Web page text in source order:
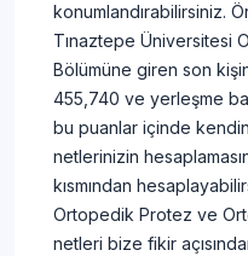
konumlandırabilirsiniz.
Tınaztepe Üniversitesi
Bölümüne giren son
455,740 ve yerleşme
bu puanlar içinde
netlerinizin
kısmından
Ortopedik Protez ve
netleri bize fikir